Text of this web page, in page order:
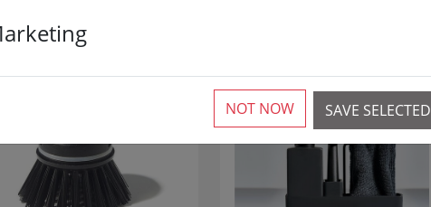
SAVE SELECTED
NOT NOW